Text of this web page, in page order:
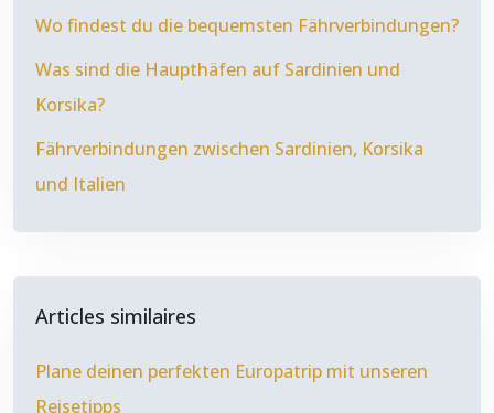
Wo findest du die bequemsten Fährverbindungen?
Was sind die Haupthäfen auf Sardinien und
Korsika?
Fährverbindungen zwischen Sardinien, Korsika
und Italien
Articles similaires
Plane deinen perfekten Europatrip mit unseren
Reisetipps